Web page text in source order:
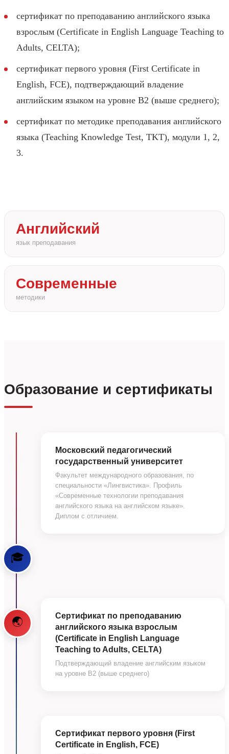
сертификат по преподаванию английского языка
взрослым (Certificate in English Language Teaching to
Adults, CELTA);
сертификат первого уровня (First Certificate in
English, FCE), подтверждающий владение
английским языком на уровне B2 (выше среднего);
сертификат по методике преподавания английского
языка (Teaching Knowledge Test, TKT), модули 1, 2,
3.
Английский
язык преподавания
Современные
методики
Образование и сертификаты
Московский педагогический
государственный университет
Факультет международного образования, по
специальности «Лингвистика». Профиль
«Современные технологии преподавания
английского языка на английском языке».
Диплом с отличием.
🎓
🌏
Сертификат по преподаванию
английского языка взрослым
(Certificate in English Language
Teaching to Adults, CELTA)
Подтверждающий владение английским языком
на уровне B2 (выше среднего)
Сертификат первого уровня (First
Certificate in English, FCE)